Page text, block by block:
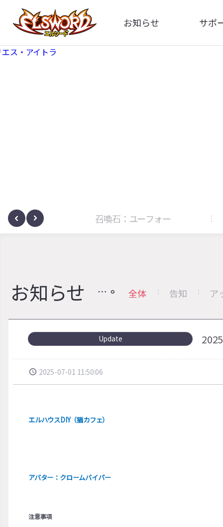
お知らせ
全体
サポ
サノヴァ 召喚石：ユーフォー
お知らせ 全体 告知 ア
Update
2025-07-01 11:50:06
エルハウスDIY（猫カフェ）
アバター：クロームバイパー
注意事項